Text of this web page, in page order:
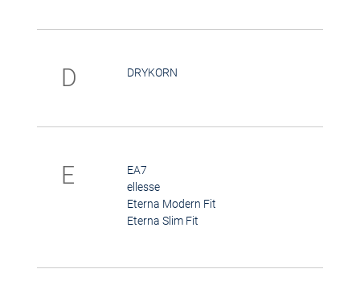
D DRYKORN
E
EA7
ellesse
Eterna Modern Fit
Eterna Slim Fit